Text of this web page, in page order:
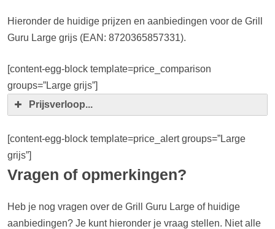
Hieronder de huidige prijzen en aanbiedingen voor de Grill
Guru Large grijs (EAN: 8720365857331).
[content-egg-block template=price_comparison
groups=”Large grijs”]
Prijsverloop...
[content-egg-block template=price_alert groups=”Large
grijs”]
Vragen of opmerkingen?
Heb je nog vragen over de Grill Guru Large of huidige
aanbiedingen? Je kunt hieronder je vraag stellen. Niet alle